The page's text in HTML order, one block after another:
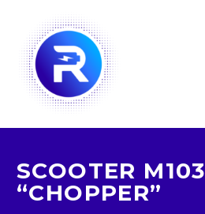
SCOOTER M103
“CHOPPER”